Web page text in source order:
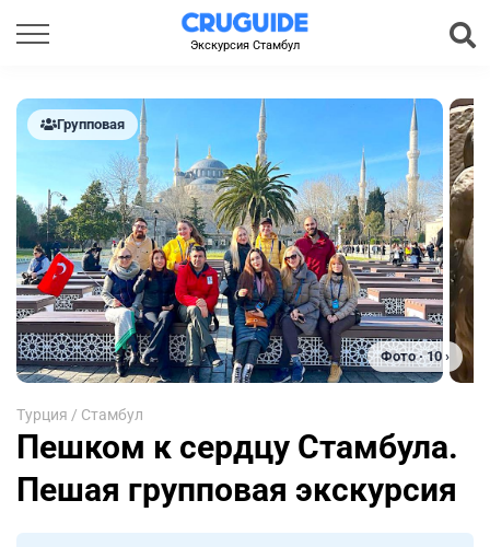
Экскурсия Стамбул
Групповая
Фото · 10 ›
Турция / Стамбул
Пешком к сердцу Стамбула.
Пешая групповая экскурсия